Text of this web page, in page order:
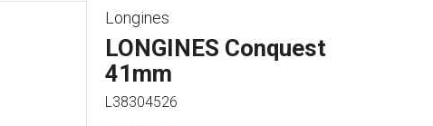
Longines
LONGINES Conquest
41mm
L38304526